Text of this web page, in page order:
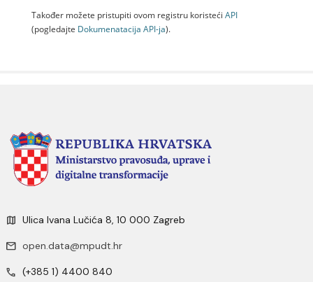
Također možete pristupiti ovom registru koristeći API
(pogledajte Dokumenаtаcijа API-jа).